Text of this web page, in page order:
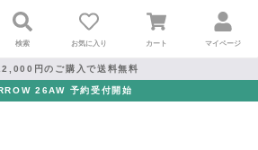
検索 お気に入り カート マイページ
円のご購入で送料無料
26AW 予約受付開始